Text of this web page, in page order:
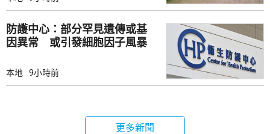
防護中心：部分罕見遺傳或基
因異常 或引發細胞因子風暴
本地 9小時前
更多新聞